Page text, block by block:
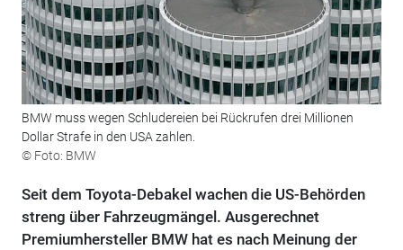
BMW muss wegen Schludereien bei Rückrufen drei Millionen
Dollar Strafe in den USA zahlen.
© Foto: BMW
Seit dem Toyota-Debakel wachen die US-Behörden
streng über Fahrzeugmängel. Ausgerechnet
Premiumhersteller BMW hat es nach Meinung der